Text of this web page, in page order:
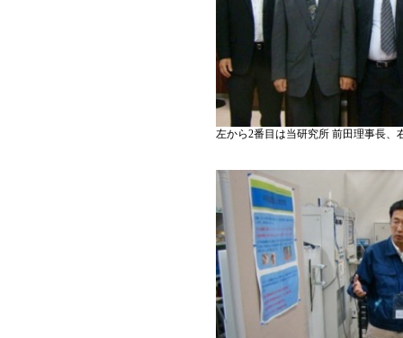
左から2番目は当研究所 前田理事長、